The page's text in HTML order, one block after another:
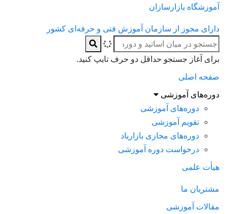
آموزشگاه بازارسازان
دارای مجوز از سازمان آموزش فنی و حرفه‌ای کشور
برای آغاز جستجو حداقل دو حرف تایپ کنید.
صفحه اصلی
دوره‌های آموزشی
دوره‌های آموزشی
تقویم آموزشی
دوره‌های مجازی بازاریاد
درخواست دوره آموزشی
هیأت علمی
مشتریان ما
مقالات آموزشی